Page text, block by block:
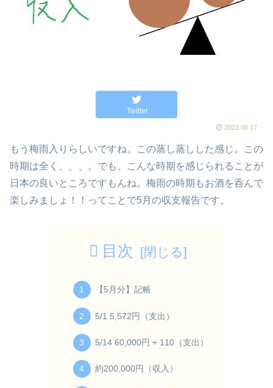
Twitter
2023.06.17
もう梅雨入りらしいですね。この蒸し蒸しした感じ。この
時期は全く、、、。でも、こんな時期を感じられることが
日本の良いところですもんね。梅雨の時期もお酒を呑んで
楽しみましょ！！ってことで5月の収支報告です。
目次
【5月分】記帳
5/1 5,572円（支出）
5/14 60,000円 + 110（支出）
約200,000円（収入）